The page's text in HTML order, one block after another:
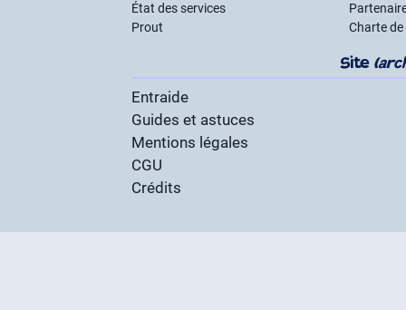
État des services
Prout
Charte
Site
Entraide
Guides et astuces
Mentions légales
CGU
Crédits